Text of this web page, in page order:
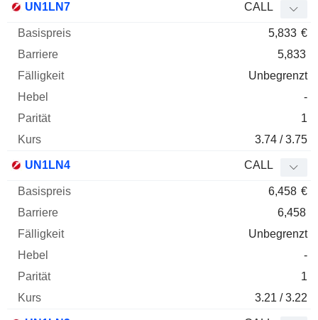
UN1LN7 CALL
5,833 €
5,833
Unbegrenzt
-
1
3.74 / 3.75
UN1LN4 CALL
6,458 €
6,458
Unbegrenzt
-
1
3.21 / 3.22